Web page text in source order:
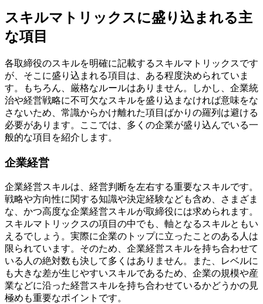
スキルマトリックスに盛り込まれる主
な項目
各取締役のスキルを明確に記載するスキルマトリックスです
が、そこに盛り込まれる項目は、ある程度決められていま
す。もちろん、厳格なルールはありません。しかし、企業統
治や経営戦略に不可欠なスキルを盛り込まなければ意味をな
さないため、常識からかけ離れた項目ばかりの羅列は避ける
必要があります。ここでは、多くの企業が盛り込んでいる一
般的な項目を紹介します。
企業経営
企業経営スキルは、経営判断を左右する重要なスキルです。
戦略や方向性に関する知識や決定経験なども含め、さまざま
な、かつ高度な企業経営スキルが取締役には求められます。
スキルマトリックスの項目の中でも、軸となるスキルともい
えるでしょう。実際に企業のトップに立ったことのある人は
限られています。そのため、企業経営スキルを持ち合わせて
いる人の絶対数も決して多くはありません。また、レベルに
も大きな差が生じやすいスキルであるため、企業の規模や産
業などに沿った経営スキルを持ち合わせているかどうかの見
極めも重要なポイントです。